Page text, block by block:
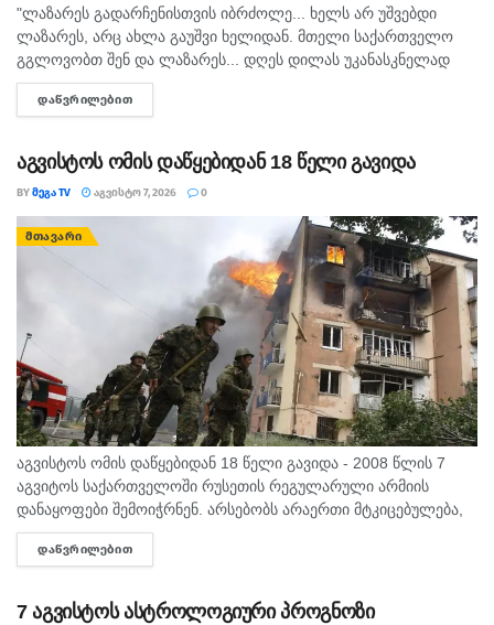
"ლაზარეს გადარჩენისთვის იბრძოლე... ხელს არ უშვებდი
ლაზარეს, არც ახლა გაუშვი ხელიდან. მთელი საქართველო
გგლოვობთ შენ და ლაზარეს... დღეს დილას უკანასკნელად
მომესალმე, თურმე. ისღა დაგვრჩა ნუგეშად, შენი თავი
გვაპოვნინო..." - 6...
ᲓᲐᲬᲕᲠᲘᲚᲔᲑᲘᲗ
აგვისტოს ომის დაწყებიდან 18 წელი გავიდა
BYᲛᲔᲒᲐ TV ᲐᲒᲕᲘᲡᲢᲝ 7, 2026 0
ᲛᲗᲐᲕᲐᲠᲘ
აგვისტოს ომის დაწყებიდან 18 წელი გავიდა - 2008 წლის 7
აგვიტოს საქართველოში რუსეთის რეგულარული არმიის
დანაყოფები შემოიჭრნენ. არსებობს არაერთი მტკიცებულება,
რომლითაც დადასტურდა, რომ რუსეთის ჯარმა საქართველოს
სახელმწიფო საზღვარი სწორედ 7...
ᲓᲐᲬᲕᲠᲘᲚᲔᲑᲘᲗ
7 აგვისტოს ასტროლოგიური პროგნოზი